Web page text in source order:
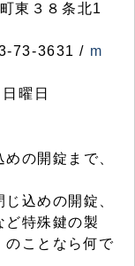
東３８条北1
73-3631 / m
曜日
の開錠まで、
込めの開錠、
ど特殊鍵の製
のことなら何で